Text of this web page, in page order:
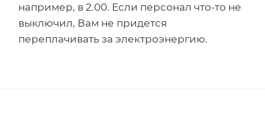
например, в 2.00. Если персонал что-то не
выключил, Вам не придется
переплачивать за электроэнергию.